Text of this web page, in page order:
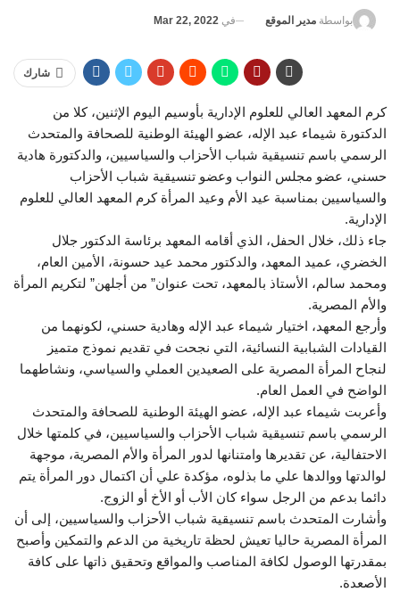
بواسطة مدير الموقع في Mar 22, 2022
شارك
كرم المعهد العالي للعلوم الإدارية بأوسيم اليوم الإثنين، كلا من
الدكتورة شيماء عبد الإله، عضو الهيئة الوطنية للصحافة والمتحدث
الرسمي باسم تنسيقية شباب الأحزاب والسياسيين، والدكتورة هادية
حسني، عضو مجلس النواب وعضو تنسيقية شباب الأحزاب
والسياسيين بمناسبة عيد الأم وعيد المرأة كرم المعهد العالي للعلوم
الإدارية.
جاء ذلك، خلال الحفل، الذي أقامه المعهد برئاسة الدكتور جلال
الخضري، عميد المعهد، والدكتور محمد عيد حسونة، الأمين العام،
ومحمد سالم، الأستاذ بالمعهد، تحت عنوان” من أجلهن” لتكريم المرأة
والأم المصرية.
وأرجع المعهد، اختيار شيماء عبد الإله وهادية حسني، لكونهما من
القيادات الشبابية النسائية، التي نجحت في تقديم نموذج متميز
لنجاح المرأة المصرية على الصعيدين العملي والسياسي، ونشاطهما
الواضح في العمل العام.
وأعربت شيماء عبد الإله، عضو الهيئة الوطنية للصحافة والمتحدث
الرسمي باسم تنسيقية شباب الأحزاب والسياسيين، في كلمتها خلال
الاحتفالية، عن تقديرها وامتنانها لدور المرأة والأم المصرية، موجهة
لوالدتها ووالدها علي ما بذلوه، مؤكدة علي أن اكتمال دور المرأة يتم
دائما بدعم من الرجل سواء كان الأب أو الأخ أو الزوج.
وأشارت المتحدث باسم تنسيقية شباب الأحزاب والسياسيين، إلى أن
المرأة المصرية حاليا تعيش لحظة تاريخية من الدعم والتمكين وأصبح
بمقدرتها الوصول لكافة المناصب والمواقع وتحقيق ذاتها على كافة
الأصعدة.